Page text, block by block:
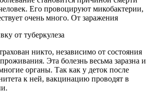
Его провоцируют микобактерии,
очень много. От заражения
никто, независимо от состояния
Эта болезнь весьма заразна и
органы. Так как у деток после
к ней, вакцинацию проводят в